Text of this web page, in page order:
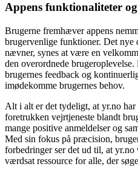
Appens funktionaliteter
Brugerne fremhæver appens
brugervenlige funktioner. Det nye
nævner, synes at være en
den overordnede
brugernes feedback og
imødekomme brugernes behov.
Alt i alt er det tydeligt, at yr.no
foretrukken vejrtjeneste blandt
mange positive anmeldelser og
Med sin fokus på præcision,
forbedringer ser det ud til, at
værdsat ressource for alle, der